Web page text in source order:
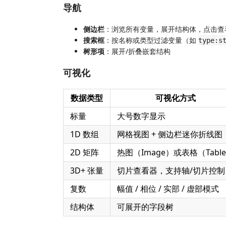
导航
侧边栏 ：浏览所有变量，展开结构体，点击
搜索框：按名称或类型过滤变量（如
树形项 ：展开/折叠嵌套结构
可视化
数据类型
可视化方式
标量
大号数字显示
1D 数组
网格视图 + 侧边栏迷你折线图
2D 矩阵
热图（Image）或表格（Table
3D+ 张量
切片查看器，支持轴/切片控制
复数
幅值 / 相位 / 实部 / 虚部模式
结构体
可展开的字段树